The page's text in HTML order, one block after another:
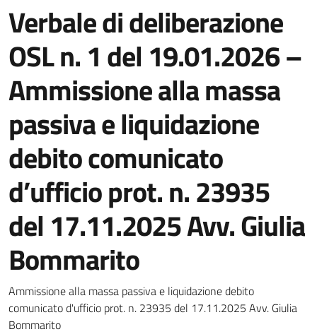
Verbale di deliberazione
OSL n. 1 del 19.01.2026 –
Ammissione alla massa
passiva e liquidazione
debito comunicato
d’ufficio prot. n. 23935
del 17.11.2025 Avv. Giulia
Bommarito
Dettagli del documento
Ammissione alla massa passiva e liquidazione debito
comunicato d'ufficio prot. n. 23935 del 17.11.2025 Avv. Giulia
Bommarito